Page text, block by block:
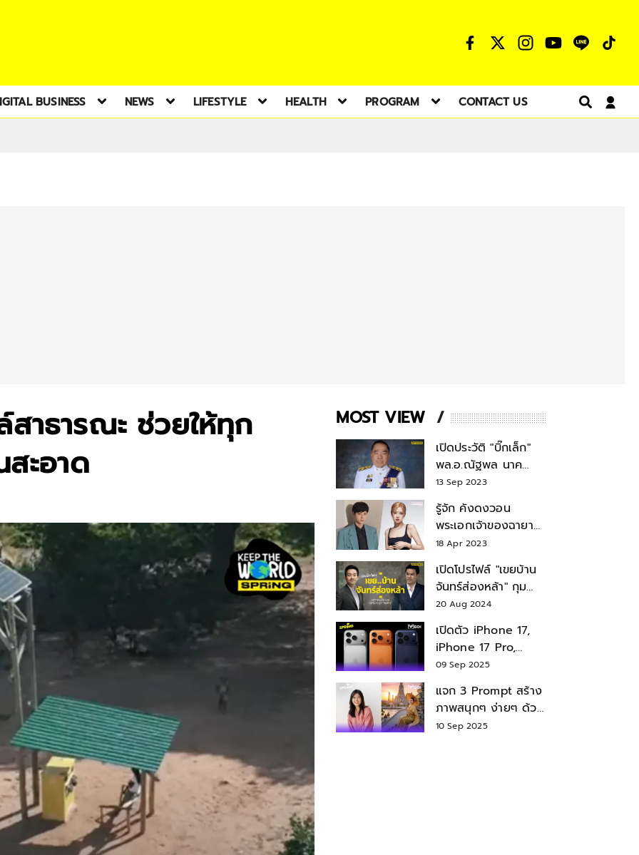
BUSINESS NEWS LIFESTYLE HEALTH PROGRAM CONTACT US
สาธารณะ ช่วยให้ทุก
ะอาด
MOST VIEW
เปิดประวัติ "บิ๊กเล็ก"
พล.อ.ณัฐพล นาค
พาณิชย์ จากเลขาฯ
สมช.-เลขาฯ
รมว.กลาโหม
13 Sep 2023
รู้จัก คังดงวอน
พระเอกเจ้าของฉายา
สมบัติแห่งชาติ หลังมี
18 Apr 2023
เปิดโปรไฟล์ "เขยบ้าน
จันทร์ส่องหล้า" กุม
บังเหียนธุรกิจตระกูล
"ชินวัตร"
20 Aug 2024
เปิดตัว iPhone 17,
iPhone 17 Pro,
iPhone 17 Air สเปค
09 Sep 2025
แจก 3 Prompt สร้าง
ภาพสนุกๆ ง่ายๆ ด้วย
Nano Banana ใน
10 Sep 2025